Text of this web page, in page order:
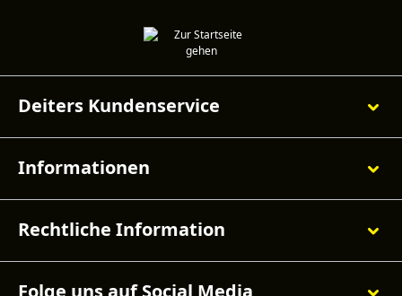
Deiters Kundenservice
Informationen
Rechtliche Information
Folge uns auf Social Media